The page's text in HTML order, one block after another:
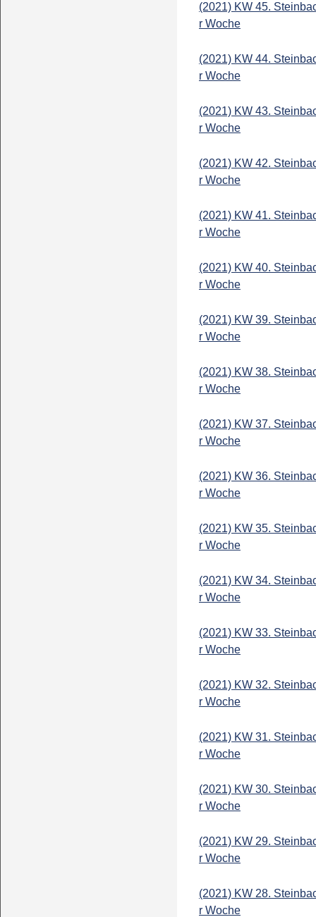
(2021) KW 45.
r Woche
(2021) KW 44.
r Woche
(2021) KW 43.
r Woche
(2021) KW 42.
r Woche
(2021) KW 41.
r Woche
(2021) KW 40.
r Woche
(2021) KW 39.
r Woche
(2021) KW 38.
r Woche
(2021) KW 37.
r Woche
(2021) KW 36.
r Woche
(2021) KW 35.
r Woche
(2021) KW 34.
r Woche
(2021) KW 33.
r Woche
(2021) KW 32.
r Woche
(2021) KW 31.
r Woche
(2021) KW 30.
r Woche
(2021) KW 29.
r Woche
(2021) KW 28.
r Woche